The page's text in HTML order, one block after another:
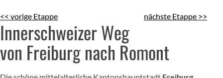
<< vorige Etappe nächste Etappe >>
Innerschweizer Weg
von Freiburg nach Romont